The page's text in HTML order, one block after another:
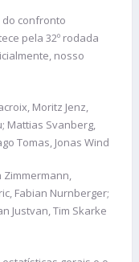
do confronto
pela 32º rodada
nosso
Moritz Jenz,
Mattias Svanberg,
Tomas, Jonas Wind
Zimmermann,
Fabian Nurnberger;
Justvan, Tim Skarke